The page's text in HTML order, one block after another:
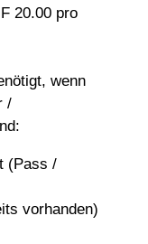
20.00 pro
wenn
/
(Pass /
vorhanden)